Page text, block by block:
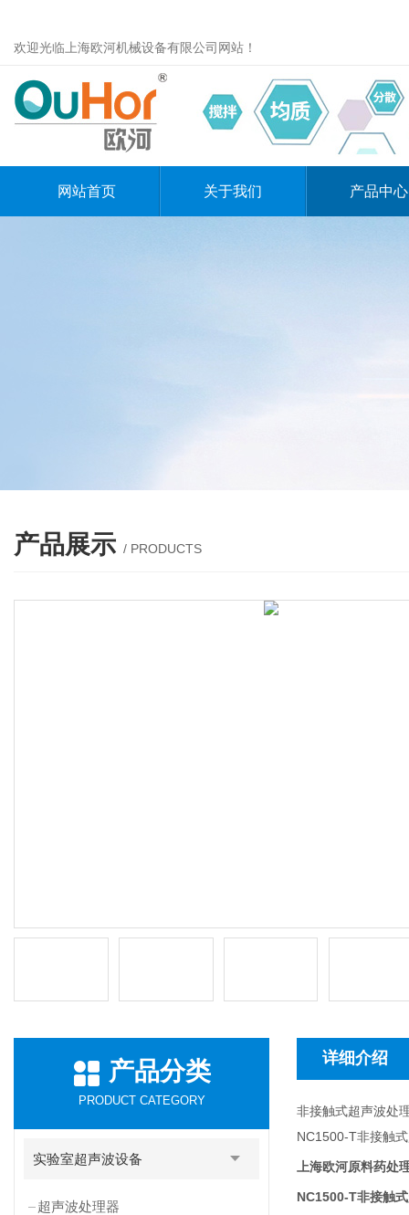
欢迎光临上海欧河机械设备有限公司网站！
网站首页 关于我们 产品中心
产品展示 / PRODUCTS
产品分类
PRODUCT CATEGORY
实验室超声波设备
超声波处理器
详细介绍
非接触式超声波处
NC1500-T非接触
上海欧河原料药处
NC1500-T非接触